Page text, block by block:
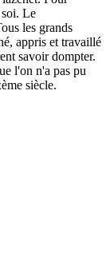
soi. Le
les grands
appris et travaillé
savoir dompter.
l'on n'a pas pu
siècle.